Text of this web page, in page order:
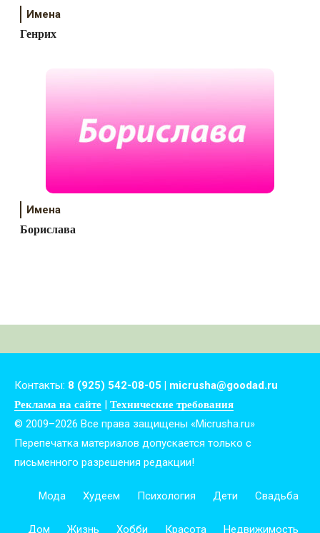
Имена
Генрих
Имена
Борислава
Контакты: 8 (925) 542-08-05 | micrusha@goodad.ru
Реклама на сайте | Технические требования
© 2009–2026 Все права защищены «Micrusha.ru»
Перепечатка материалов допускается только с
письменного разрешения редакции!
Мода Худеем Психология Дети Свадьба
Дом Жизнь Хобби Красота Недвижимость